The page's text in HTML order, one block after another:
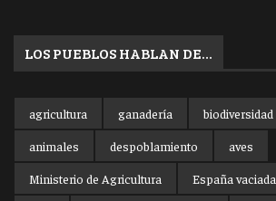
LOS PUEBLOS HABLAN DE…
agricultura ganadería biodiversidad
animales
despoblamiento
aves
Ministerio de Agricultura
España vaciada